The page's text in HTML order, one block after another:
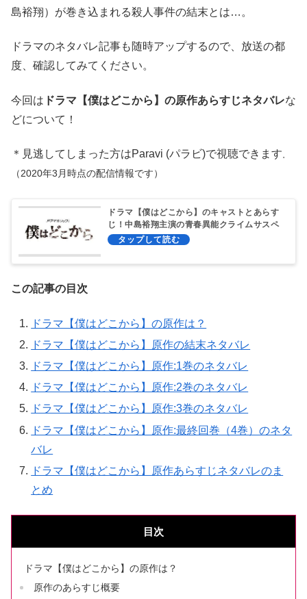
島裕翔）が巻き込まれる殺人事件の結末とは…。
ドラマのネタバレ記事も随時アップするので、放送の都
度、確認してみてください。
今回は ドラマ【僕はどこから】の原作あらすじネタバレな
どについて！
＊見逃してしまった方はParavi (パラビ)で視聴できます。
（2020年3月時点の配信情報です）
ドラマ【僕はどこから】のキャストとあらす
じ！中島裕翔主演の青春異能クライムサスペ
ンス！
この記事の目次
ドラマ【僕はどこから】の原作は？
ドラマ【僕はどこから】原作の結末ネタバレ
ドラマ【僕はどこから】原作:1巻のネタバレ
ドラマ【僕はどこから】原作:2巻のネタバレ
ドラマ【僕はどこから】原作:3巻のネタバレ
ドラマ【僕はどこから】原作:最終回巻（4巻）のネタ
バレ
ドラマ【僕はどこから】原作あらすじネタバレのま
とめ
目次
ドラマ【僕はどこから】の原作は？
原作のあらすじ概要